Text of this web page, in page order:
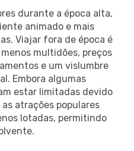
durante a época alta,
animado e mais
Viajar fora de época é
multidões, preços
e um vislumbre
Embora algumas
estar limitadas devido
atrações populares
lotadas, permitindo